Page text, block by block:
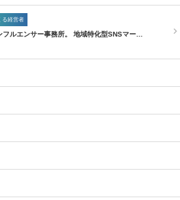
る経営者
フルエンサー事務所。 地域特化型SNSマー…